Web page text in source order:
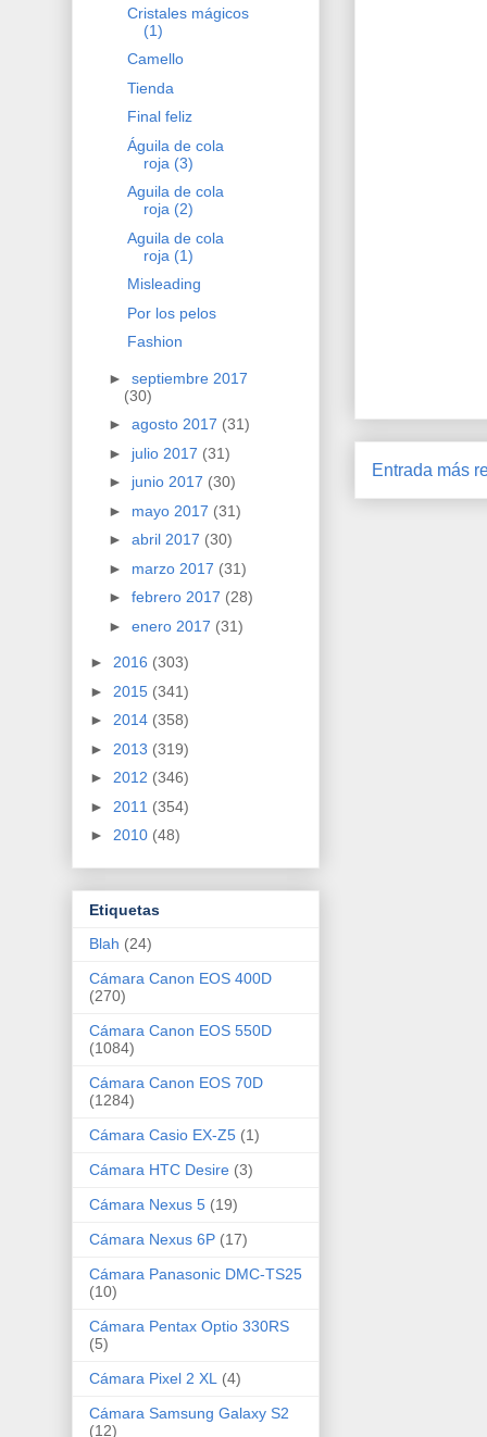
Entrada más
Cristales mágicos
(1)
Camello
Tienda
Final feliz
Águila de cola
roja (3)
Aguila de cola
roja (2)
Aguila de cola
roja (1)
Misleading
Por los pelos
Fashion
► septiembre 2017
(30)
► agosto 2017 (31)
► julio 2017 (31)
► junio 2017 (30)
► mayo 2017 (31)
► abril 2017 (30)
► marzo 2017 (31)
► febrero 2017 (28)
► enero 2017 (31)
► 2016 (303)
► 2015 (341)
► 2014 (358)
► 2013 (319)
► 2012 (346)
► 2011 (354)
► 2010 (48)
Etiquetas
Blah (24)
Cámara Canon EOS 400D
(270)
Cámara Canon EOS 550D
(1084)
Cámara Canon EOS 70D
(1284)
Cámara Casio EX-Z5 (1)
Cámara HTC Desire (3)
Cámara Nexus 5 (19)
Cámara Nexus 6P (17)
Cámara Panasonic DMC-TS25
(10)
Cámara Pentax Optio 330RS
(5)
Cámara Pixel 2 XL
(4)
Cámara Samsung Galaxy S2
(12)